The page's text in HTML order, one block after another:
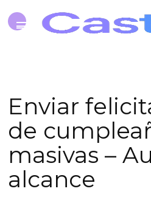
Enviar
de
masivas –
alcance